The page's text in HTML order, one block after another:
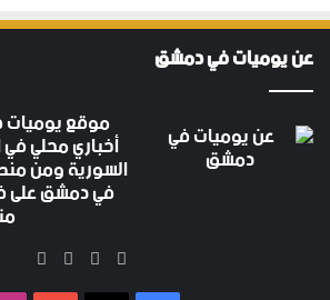
عن يوميات في دمشق
موقع
أخباري محلي
السورية ومن
فيسبوك
‫X
‫YouTube